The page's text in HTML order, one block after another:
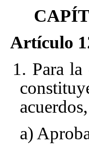
Artículo
1. Para la
a)